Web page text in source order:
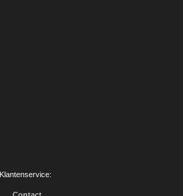
Klantenservice: